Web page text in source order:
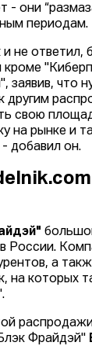
- они
периодам.
не ответил,
кроме
заявив, что
другим
свою
на рынке и
добавил он.
России.
а
на которых
Фрайдэй"